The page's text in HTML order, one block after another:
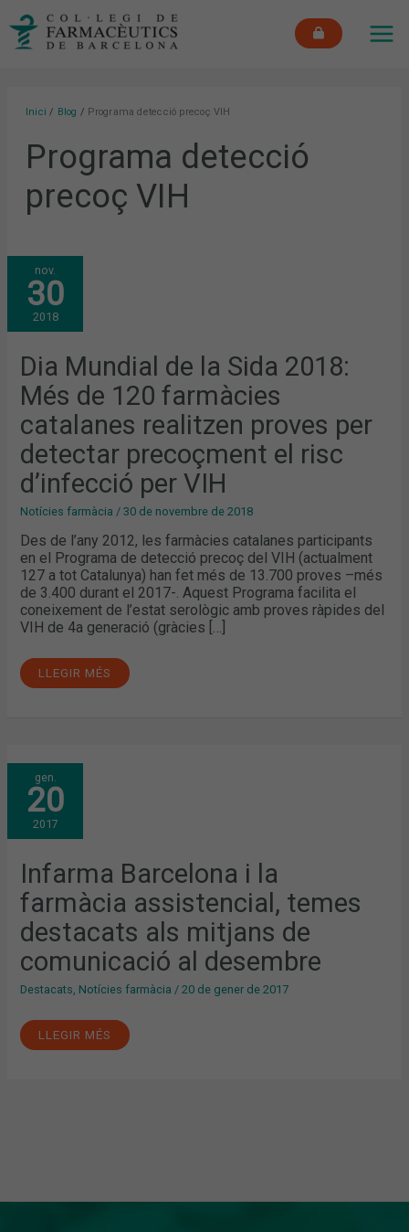
Inici Blog Programa detecció precoç VIH
Programa detecció
precoç VIH
nov.
30
2018
Dia Mundial de la Sida 2018:
Més de 120 farmàcies
catalanes realitzen proves per
detectar precoçment el risc
d’infecció per VIH
Notícies farmàcia /30 de novembre de 2018
Des de l’any 2012, les farmàcies catalanes participants
en el Programa de detecció precoç del VIH (actualment
127 a tot Catalunya) han fet més de 13.700 proves –més
de 3.400 durant el 2017-. Aquest Programa facilita el
coneixement de l’estat serològic amb proves ràpides del
VIH de 4a generació (gràcies […]
DIA
MUNDIAL
DE
LA
SIDA
2018:
MÉS
120
FARMÀCIES
CATALANES
REALITZEN
PROVES
PER
DETECTAR
PRECOÇMENT
EL
RISC
D’INFECCIÓ
PER
LLEGIR MÉS
gen.
20
2017
Infarma Barcelona i la
farmàcia assistencial, temes
destacats als mitjans de
comunicació al desembre
Destacats Notícies farmàcia /20 de gener de 2017
INFARMA
BARCELONA
I
LA
FARMÀCIA
ASSISTENCIAL,
TEMES
ALS
MITJANS
DE
COMUNICACIÓ
AL
DESEMBRE
LLEGIR MÉS